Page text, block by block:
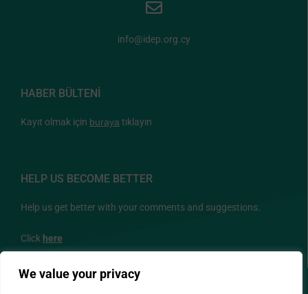
We value your privacy
info@idep.org.cy
HABER BÜLTENİ
Kayıt olmak için buraya tıklayın
HELP US BECOME BETTER
Help us get better with your comments and suggestions.
Click here